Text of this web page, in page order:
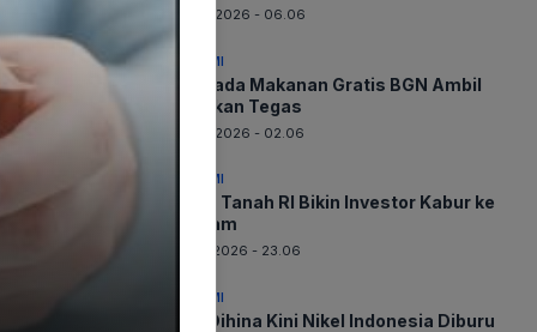
08-08-2026 - 06.06
EKONOMI
Waspada Makanan Gratis BGN Ambil
Tindakan Tegas
08-08-2026 - 02.06
EKONOMI
Harga Tanah RI Bikin Investor Kabur ke
Vietnam
07-08-2026 - 23.06
EKONOMI
Dulu Dihina Kini Nikel Indonesia Diburu